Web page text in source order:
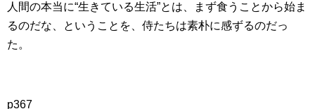
人間の本当に“生きている生活”とは、まず食うことから始ま
るのだな、ということを、侍たちは素朴に感ずるのだっ
た。
p367